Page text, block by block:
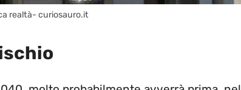
realtà- curiosauro.it